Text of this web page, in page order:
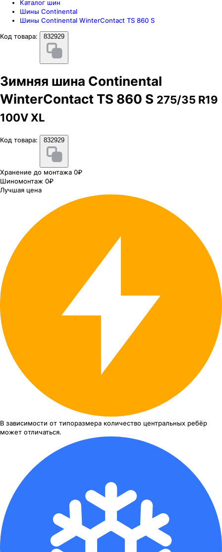
Каталог шин
Шины Continental
Шины Continental WinterContact TS 860 S
Код товара:
832929
Зимняя шина Continental
WinterContact TS 860 S 275/35 R19
100V XL
Код товара: 832929
Хранение до монтажа 0₽
Шиномонтаж 0₽
Лучшая цена
В зависимости от типоразмера количество центральных ребёр
может отличаться.